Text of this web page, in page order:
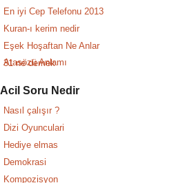
En iyi Cep Telefonu 2013
Kuran-ı kerim nedir
Eşek Hoşaftan Ne Anlar
Atasözü Anlamı
31 ne demek
Acil Soru Nedir
Nasıl çalışır ?
Dizi Oyunculari
Hediye elmas
Demokrasi
Kompozisyon